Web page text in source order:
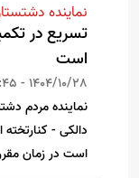
نماینده
تسریع در
است
1404/10/28 - 15:45
نماینده مردم
دالکی -
است در زمان